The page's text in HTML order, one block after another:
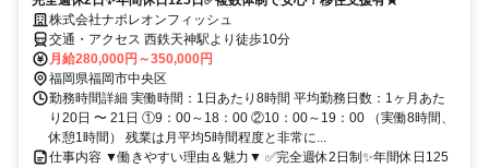
株式会社ナポレオンフィッシュ
交通・アクセス 西鉄天神駅より徒歩10分
月給280,000円～350,000円
福岡県福岡市中央区
勤務時間詳細 実働時間：1日あたり8時間 平均勤務日数：1ヶ月あた
り20日 〜 21日 ①9：00～18：00 ②10：00～19：00 （実働8時間、
休憩1時間） 残業は月平均5時間程度と非常に...
仕事内容 ▼働きやすい理由＆魅力▼ ✅完全週休2日制✨年間休日125